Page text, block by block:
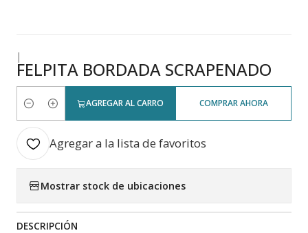
|
FELPITA BORDADA SCRAPENADO
Cantidad
AGREGAR AL CARRO COMPRAR AHORA
Agregar a la lista de favoritos
Mostrar stock de ubicaciones
DESCRIPCIÓN